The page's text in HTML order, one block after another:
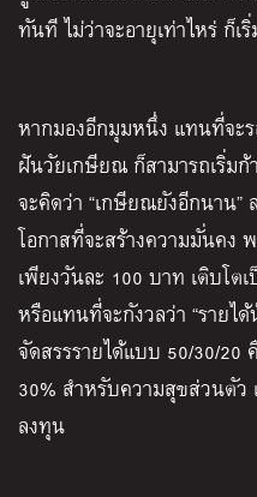
ทันที ไม่ว่าจะอายุเท่าไหร่ ก็เ
หากมองอีกมุมหนึ่ง แทนที่จะร
ฝันวัยเกษียณ ก็สามารถเริ่ม
จะคิดว่า “เกษียณยังอีกนาน”
โอกาสที่จะสร้างความมั่นคง
เพียงวันละ 100 บาท เติบโต
หรือแทนที่จะกังวลว่า “รายได้
จัดสรรรายได้แบบ 50/30/20
30% สำหรับความสุขส่วนตัว
ลงทุน